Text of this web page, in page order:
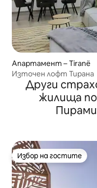
Апартамент – Tiranë
Източен лофт Тирана
Други
жилища
Избор на гостите
Избор на гостите